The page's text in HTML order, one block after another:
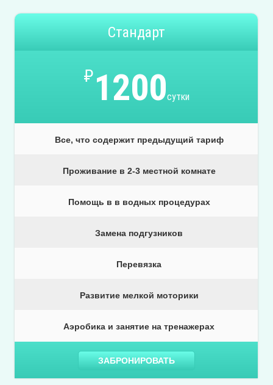
Стандарт
₽1200сутки
Все, что содержит предыдущий тариф
Проживание в 2-3 местной комнате
Помощь в в водных процедурах
Замена подгузников
Перевязка
Развитие мелкой моторики
Аэробика и занятие на тренажерах
ЗАБРОНИРОВАТЬ